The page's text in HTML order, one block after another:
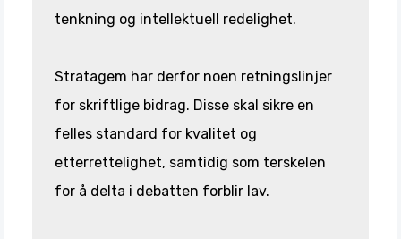
tenkning og intellektuell redelighet.
Stratagem har derfor noen retningslinjer
for skriftlige bidrag. Disse skal sikre en
felles standard for kvalitet og
etterrettelighet, samtidig som terskelen
for å delta i debatten forblir lav.